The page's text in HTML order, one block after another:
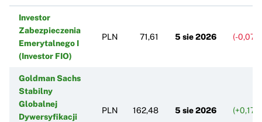
Investor
Zabezpieczenia
Emerytalnego I
(Investor FIO)
PLN 71,61 5 sie 2026 (-
Goldman Sachs
Stabilny
Globalnej
Dywersyfikacji
PLN 162,48 5 sie 2026